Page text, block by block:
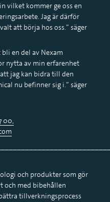
vilket kommer ge oss en
Jag är därför
att börja hos oss.” säger
en del av Nexam
nytta av min erfarenhet
jag kan bidra till den
nu befinner sig i.” säger
00,
och produkter som gör
och med bibehållen
tillverkningsprocess